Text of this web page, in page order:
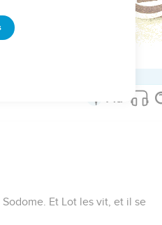
fois : Peut-être s'y en
retourna en son lieu.
Et Lot les vit, et il se